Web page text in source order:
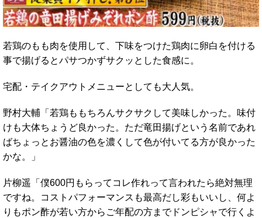
若鶏のもも肉を使用して、下味をつけた鶏肉に卵白を付ける
事で揚げるとパサつかずサクッとした食感に。
宅配・テイクアウトメニューとしても大人気。
野村大輔「若鶏ももちろんサクサクして美味しかった。味付
けも大体ちょうど良かった。ただ竜田揚げという名前であれ
ばちょっとお醤油の色を濃くして色が付いてる方が良かった
かな。」
片柳遥「僕600円もらってコレ作れって言われたら絶対無理
ですね。コストパフォーマンスも最高だし彩もいいし、何よ
りもポン酢が若い方からご年配の方までドンピシャで行くよ